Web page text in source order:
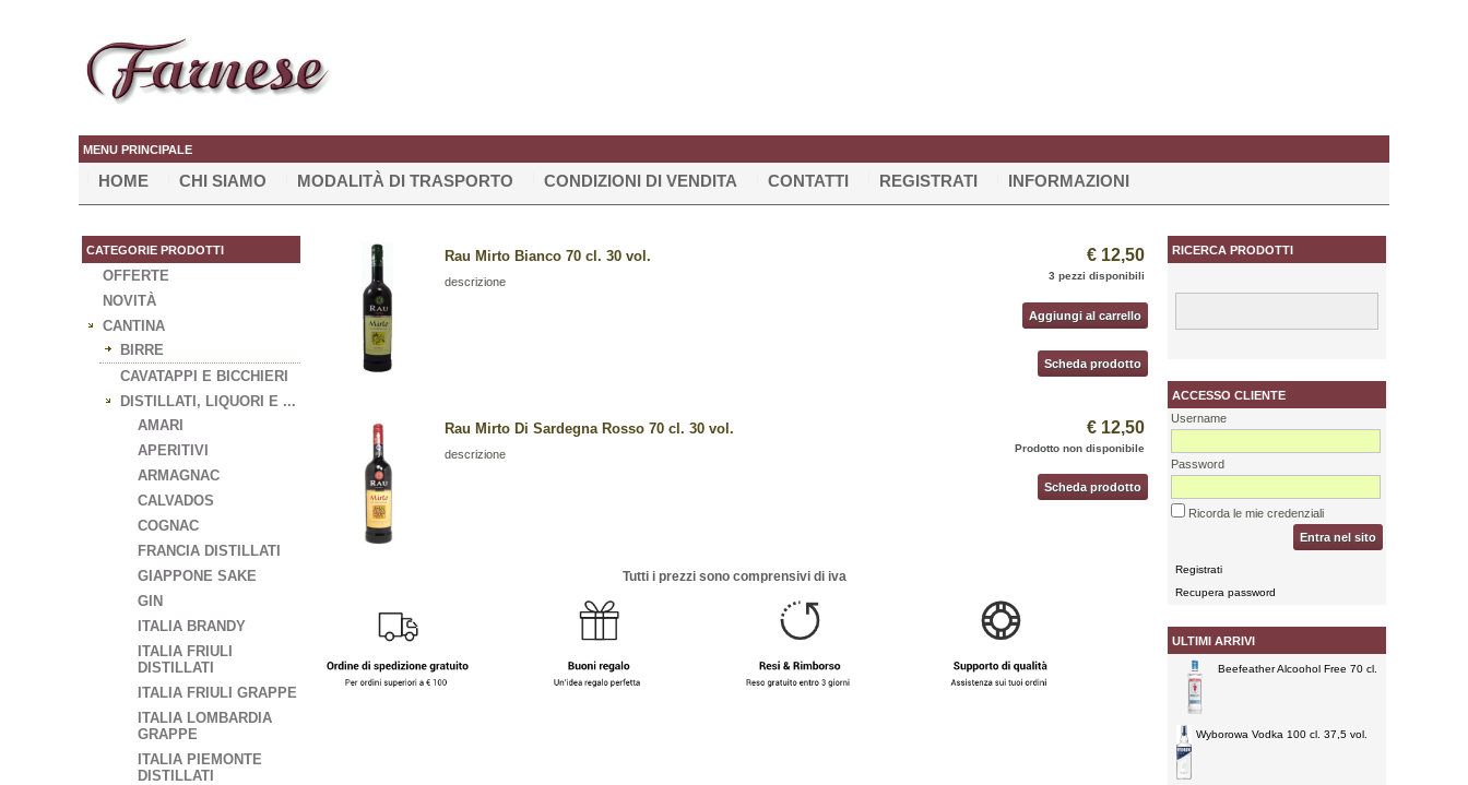
MENU PRINCIPALE
HOME CHI SIAMO MODALITÀ DI TRASPORTO CONDIZIONI DI VENDITA CONTATTI REGISTRATI INFORMAZIONI
CATEGORIE PRODOTTI
OFFERTE
NOVITÀ
CANTINA
BIRRE
CAVATAPPI E BICCHIERI
DISTILLATI, LIQUORI E ...
AMARI
APERITIVI
ARMAGNAC
CALVADOS
COGNAC
FRANCIA DISTILLATI
GIAPPONE SAKE
GIN
ITALIA BRANDY
ITALIA FRIULI
DISTILLATI
ITALIA FRIULI GRAPPE
ITALIA LOMBARDIA
GRAPPE
ITALIA PIEMONTE
DISTILLATI
Rau Mirto Bianco 70 cl. 30 vol.
descrizione
€ 12,50
3 pezzi disponibili
Aggiungi al carrello
Scheda prodotto
Rau Mirto Di Sardegna Rosso 70 cl. 30 vol.
descrizione
€ 12,50
Prodotto non disponibile
Scheda prodotto
Tutti i prezzi sono comprensivi di iva
RICERCA PRODOTTI
ACCESSO CLIENTE
Username
Password
Ricorda le mie credenziali
Entra nel sito
Registrati
Recupera password
ULTIMI ARRIVI
Beefeather Alcoohol Free 70 cl.
Wyborowa Vodka 100 cl. 37,5 vol.